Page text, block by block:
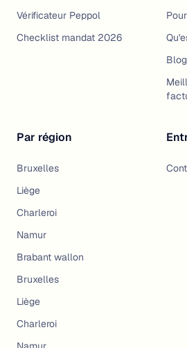
Vérificateur Peppol
Checklist mandat 2026
Blog
Par région
Bruxelles
Liège
Charleroi
Namur
Brabant wallon
Bruxelles
Liège
Charleroi